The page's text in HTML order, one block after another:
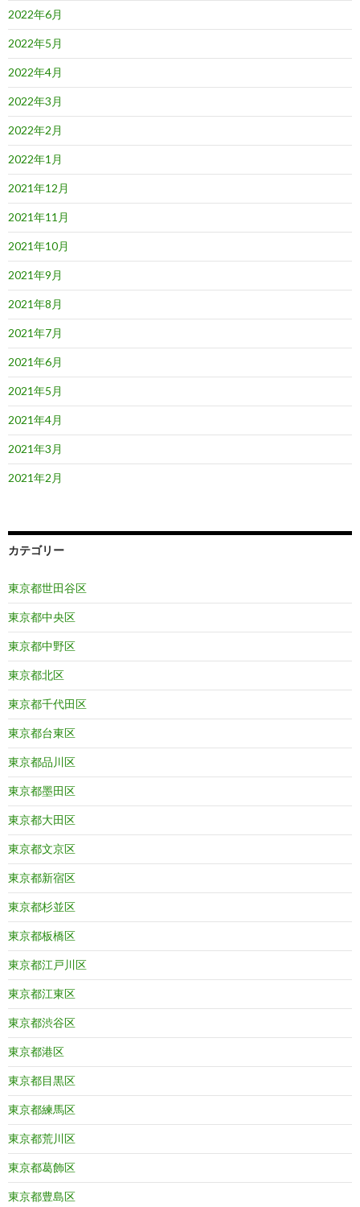
2022年6月
2022年5月
2022年4月
2022年3月
2022年2月
2022年1月
2021年12月
2021年11月
2021年10月
2021年9月
2021年8月
2021年7月
2021年6月
2021年5月
2021年4月
2021年3月
2021年2月
カテゴリー
東京都世田谷区
東京都中央区
東京都中野区
東京都北区
東京都千代田区
東京都台東区
東京都品川区
東京都墨田区
東京都大田区
東京都文京区
東京都新宿区
東京都杉並区
東京都板橋区
東京都江戸川区
東京都江東区
東京都渋谷区
東京都港区
東京都目黒区
東京都練馬区
東京都荒川区
東京都葛飾区
東京都豊島区